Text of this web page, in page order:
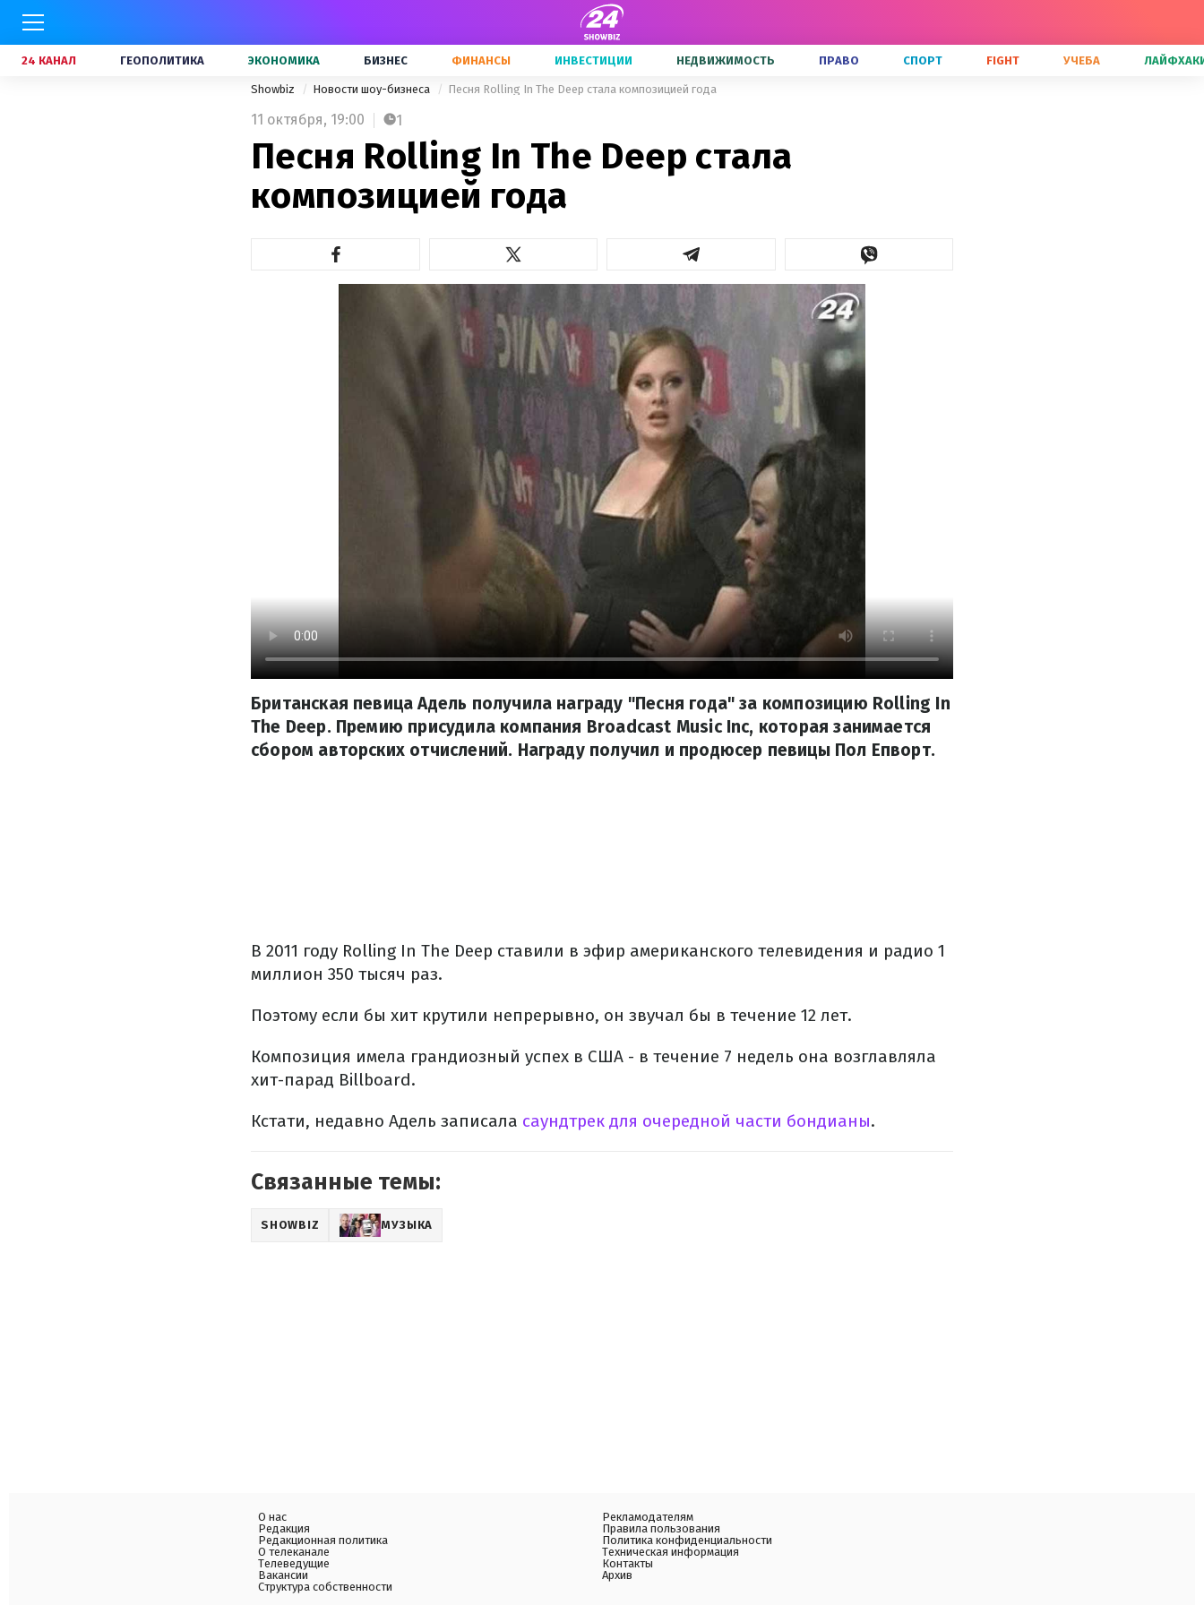
24 КАНАЛ ГЕОПОЛИТИКА ЭКОНОМИКА БИЗНЕС ФИНАНСЫ ИНВЕСТИЦИИ НЕДВИЖИМОСТЬ ПРАВО СПОРТ FIGHT УЧЕБА
Showbiz Новости шоу-бизнеса Песня Rolling In The Deep стала композицией года
11 октября, 19:00 1
Песня Rolling In The Deep стала
композицией года
Британская певица Адель получила награду "Песня года" за композицию Rolling In
The Deeр. Премию присудила компания Broadcast Music Inc, которая занимается
сбором авторских отчислений. Награду получил и продюсер певицы Пол Епворт.
В 2011 году Rolling In The Deep ставили в эфир американского телевидения и радио 1
миллион 350 тысяч раз.
Поэтому если бы хит крутили непрерывно, он звучал бы в течение 12 лет.
Композиция имела грандиозный успех в США - в течение 7 недель она возглавляла
хит-парад Billboard.
Кстати, недавно Адель записала саундтрек для очередной части бондианы.
Связанные темы:
SHOWBIZ МУЗЫКА
О нас
Редакция
Редакционная политика
О телеканале
Телеведущие
Вакансии
Структура собственности
Рекламодателям
Правила пользования
Политика конфиденциальности
Техническая информация
Контакты
Архив